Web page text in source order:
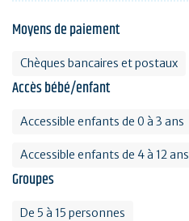
Moyens de paiement
Chèques bancaires et postaux
Accès bébé/enfant
Accessible enfants de 0 à 3 ans
Accessible enfants de 4 à 12 ans
Groupes
De 5 à 15 personnes